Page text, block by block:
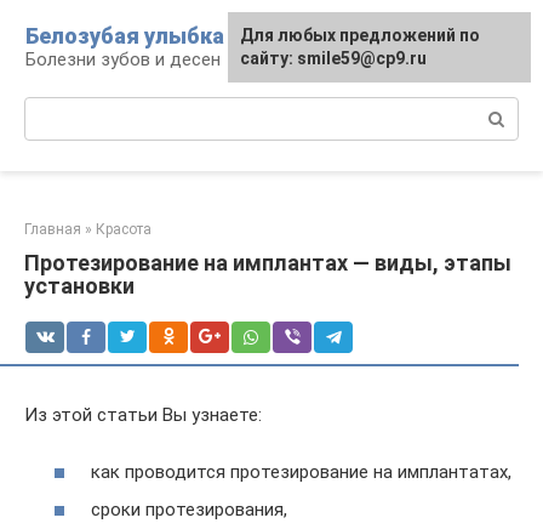
контенту
Белозубая улыбка
Болезни зубов и десен
Главная » Красота
Протезирование на имплантах — виды, этапы
установки
Из этой статьи Вы узнаете:
как проводится протезирование на имплантатах,
сроки протезирования,
Для любых предложений по
сайту: smile59@cp9.ru